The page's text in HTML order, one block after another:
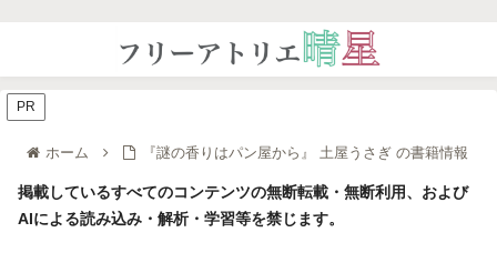
ホーム 『謎の香りはパン屋から』 土屋うさぎ の書籍情報
掲載しているすべてのコンテンツの無断転載・無断利用、および
AIによる読み込み・解析・学習等を禁じます。
PR